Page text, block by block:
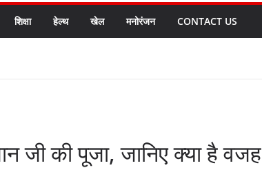
शिक्षा हेल्थ खेल मनोरंजन CONTACT US
जी की पूजा, जानिए क्या है वजह